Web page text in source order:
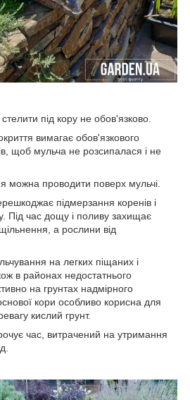
під кору не обов'язково.
вимагає обов'язкового
щоб мульча не розсипалася і не
можна проводити поверх мульчі.
підмерзання коренів і
Під час дощу і поливу захищає
а рослини від
на легких піщаних і
в районах недостатнього
на грунтах надмірного
кори особливо корисна для
кислий грунт.
час, витрачений на утримання